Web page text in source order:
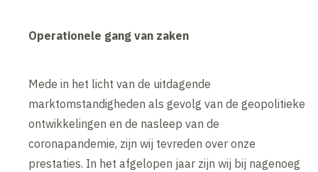
Operationele gang van zaken
Mede in het licht van de uitdagende
marktomstandigheden als gevolg van de geopolitieke
ontwikkelingen en de nasleep van de
coronapandemie, zijn wij tevreden over onze
prestaties. In het afgelopen jaar zijn wij bij nagenoeg